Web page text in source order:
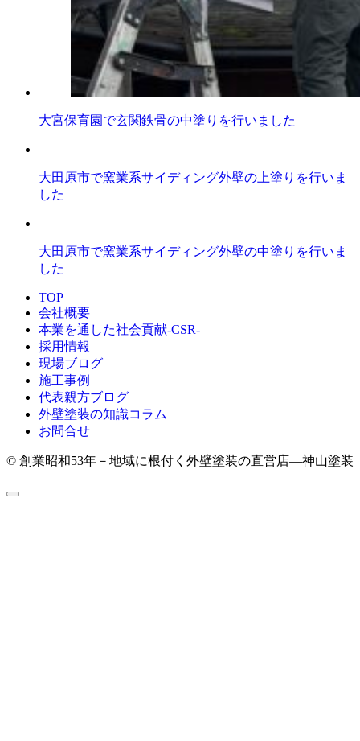
大宮保育園で玄関鉄骨の中塗りを行いました
大田原市で窯業系サイディング外壁の上塗りを行いま
した
大田原市で窯業系サイディング外壁の中塗りを行いま
した
TOP
会社概要
本業を通した社会貢献-CSR-
採用情報
現場ブログ
施工事例
代表親方ブログ
外壁塗装の知識コラム
お問合せ
© 創業昭和53年－地域に根付く外壁塗装の直営店―神山塗装